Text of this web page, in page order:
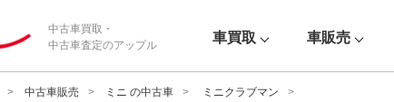
中古車買取・
中古車査定のアップル
車買取 車販売
中古車販売 ミニ の中古車 ミニクラブマン